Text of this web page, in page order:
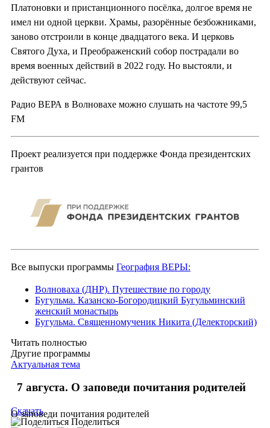
Платоновки и пристанционного посёлка, долгое время не
имел ни одной церкви. Храмы, разорённые безбожниками,
заново отстроили в конце двадцатого века. И церковь
Святого Духа, и Преображенский собор пострадали во
время военных действий в 2022 году. Но выстояли, и
действуют сейчас.
Радио ВЕРА в Волновахе можно слушать на частоте 99,5
FM
Проект реализуется при поддержке Фонда президентских
грантов
Все выпуски программы География ВЕРЫ:
Волноваха (ДНР). Путешествие по городу
Бугульма. Казанско-Богородицкий Бугульминский
женский монастырь
Бугульма. Священномученик Никита (Делекторский)
Читать полностью
Другие программы
Актуальная тема
7 августа. О заповеди почитания родителей
О заповеди почитания родителей
Скачать
Поделиться